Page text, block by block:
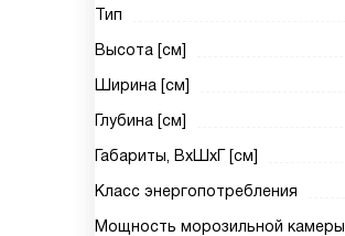
Тип
Высота [см]
Ширина [см]
Глубина [см]
Габариты, ВxШxГ [см]
Класс энергопотребления
Мощность морозильной камеры